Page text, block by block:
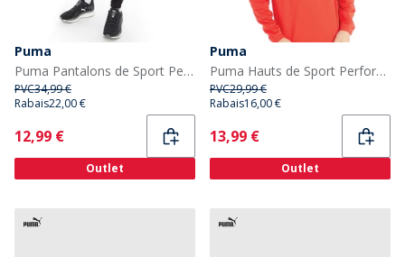
Puma
Puma Pantalons de Sport Performants teamRISE Poly Homme Noir
PVC34,99 €
Rabais22,00 €
Current
12,99 €
Outlet
Puma
Puma Hauts de Sport Performants teamRISE Garçon Rouge
PVC29,99 €
Rabais16,00 €
Current
13,99 €
Outlet